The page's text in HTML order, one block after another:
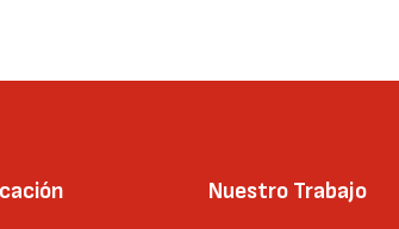
Nuestro Trabajo